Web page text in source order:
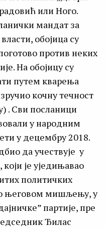
или Ного.
мандат за
обојица су
против неких
На обојицу су
путем кварења
кочну течност
. Сви посланици
у народним
у децембру 2018.
да учествује у
који је уједињавао
политичких
његовом мишљењу, у
партије, пре
Ђилас